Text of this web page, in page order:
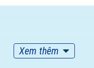
Xem thêm